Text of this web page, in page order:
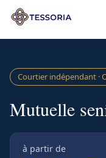
Aller au contenu
Courtier indépendant ·
Mutuelle
à partir de